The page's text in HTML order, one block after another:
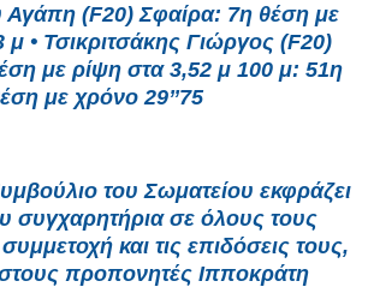
Αγάπη (F20) Σφαίρα: 7η θέση με
μ • Τσικριτσάκης Γιώργος (F20)
με ρίψη στα 3,52 μ 100 μ: 51η
με χρόνο 29’’75
του Σωματείου εκφράζει
συγχαρητήρια σε όλους τους
και τις επιδόσεις τους,
προπονητές Ιπποκράτη